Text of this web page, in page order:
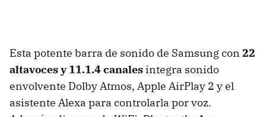
Esta potente barra de sonido de Samsung con 22
altavoces y 11.1.4 canales integra sonido
envolvente Dolby Atmos, Apple AirPlay 2 y el
asistente Alexa para controlarla por voz.